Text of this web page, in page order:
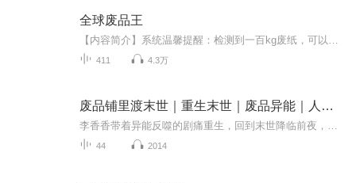
全球废品王
411 4.3万
废品铺里渡末世｜重生末世｜废品异能｜人性救赎
44 2014